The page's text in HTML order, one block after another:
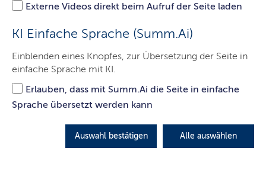
Externe Videos direkt beim Aufruf der Seite laden
KI Einfache Sprache (Summ.Ai)
Einblenden eines Knopfes, zur Übersetzung der Seite in
einfache Sprache mit KI.
Erlauben, dass mit Summ.Ai die Seite in einfache
Sprache übersetzt werden kann
Auswahl bestätigen Alle auswählen
Bestens vorbereitet
Bei einer Großübung in Plön trainierten am
den Katastrophenfall. Zwischenzeitlich mittendrin:
eine beeindruckte Innenministerin.